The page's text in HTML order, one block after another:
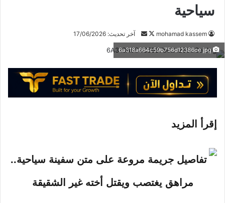
سياحية
mohamad kassem
ت
ب
ع
ع
ل
س
ل
ر
ك
ر
آخر تحديث: 17/06/2026
6a318a664c59b756d12386ce jpg
إقرأ المزيد